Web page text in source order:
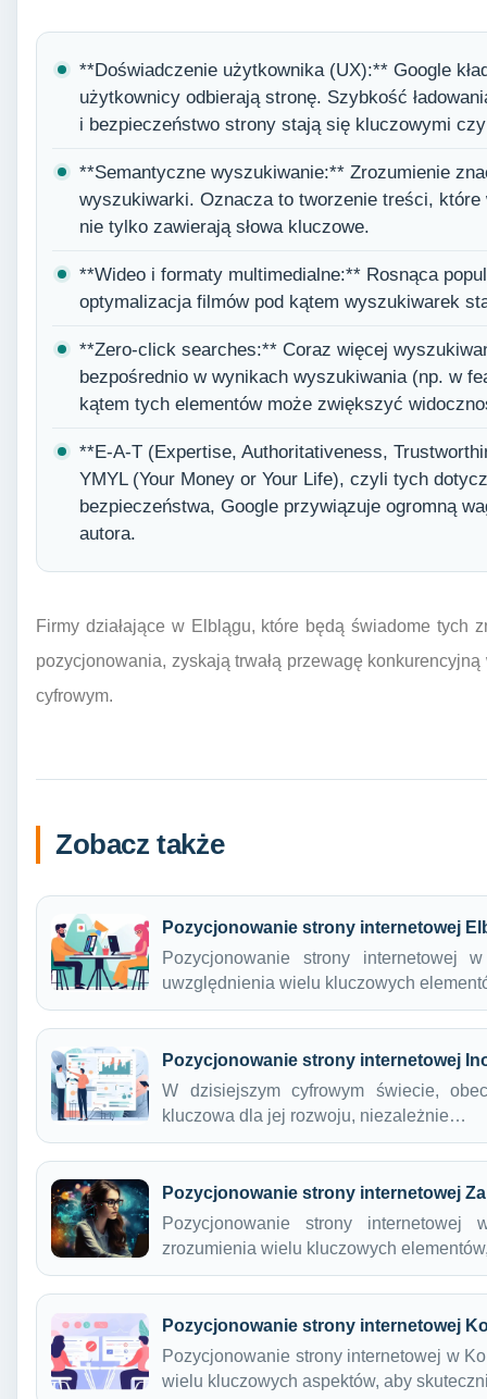
**Doświadczenie użytkownika (UX):** Google
użytkownicy odbierają stronę. Szybkość
i bezpieczeństwo strony stają się kluczowymi
**Semantyczne wyszukiwanie:** Zrozumienie
wyszukiwarki. Oznacza to tworzenie treści,
nie tylko zawierają słowa kluczowe.
**Wideo i formaty multimedialne:** Rosnąca
optymalizacja filmów pod kątem wyszukiwarek
**Zero-click searches:** Coraz więcej
bezpośrednio w wynikach wyszukiwania (np. w
kątem tych elementów może zwiększyć
**E-A-T (Expertise, Authoritativeness,
YMYL (Your Money or Your Life), czyli tych
bezpieczeństwa, Google przywiązuje ogromną
autora.
Firmy działające w Elblągu, które będą świadome tych
pozycjonowania, zyskają trwałą przewagę
cyfrowym.
Zobacz także
Pozycjonowanie strony internetowej
Pozycjonowanie strony internetowej
uwzględnienia wielu kluczowych
Pozycjonowanie strony internetowej
W dzisiejszym cyfrowym świecie,
kluczowa dla jej rozwoju, niezależnie…
Pozycjonowanie strony internetowej
Pozycjonowanie strony
zrozumienia wielu kluczowych
Pozycjonowanie strony internetowej
Pozycjonowanie strony internetowej w
wielu kluczowych aspektów, aby